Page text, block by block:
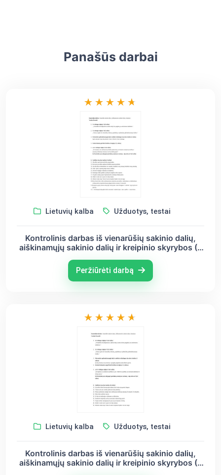
Panašūs darbai
Lietuvių kalba Užduotys, testai
Kontrolinis darbas iš vienarūšių sakinio dalių,
aiškinamųjų sakinio dalių ir kreipinio skyrybos (8
Peržiūrėti darbą
Lietuvių kalba Užduotys, testai
Kontrolinis darbas iš vienarūšių sakinio dalių,
aiškinamųjų sakinio dalių ir kreipinio skyrybos (8